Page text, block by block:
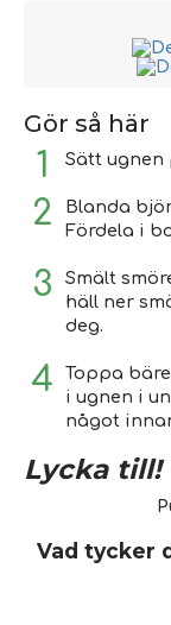
Gör så här
Sätt ugnen
Blanda
Fördela i
Smält
häll ner
deg.
Toppa
i ugnen i
något
Lycka till!
Vad tycker